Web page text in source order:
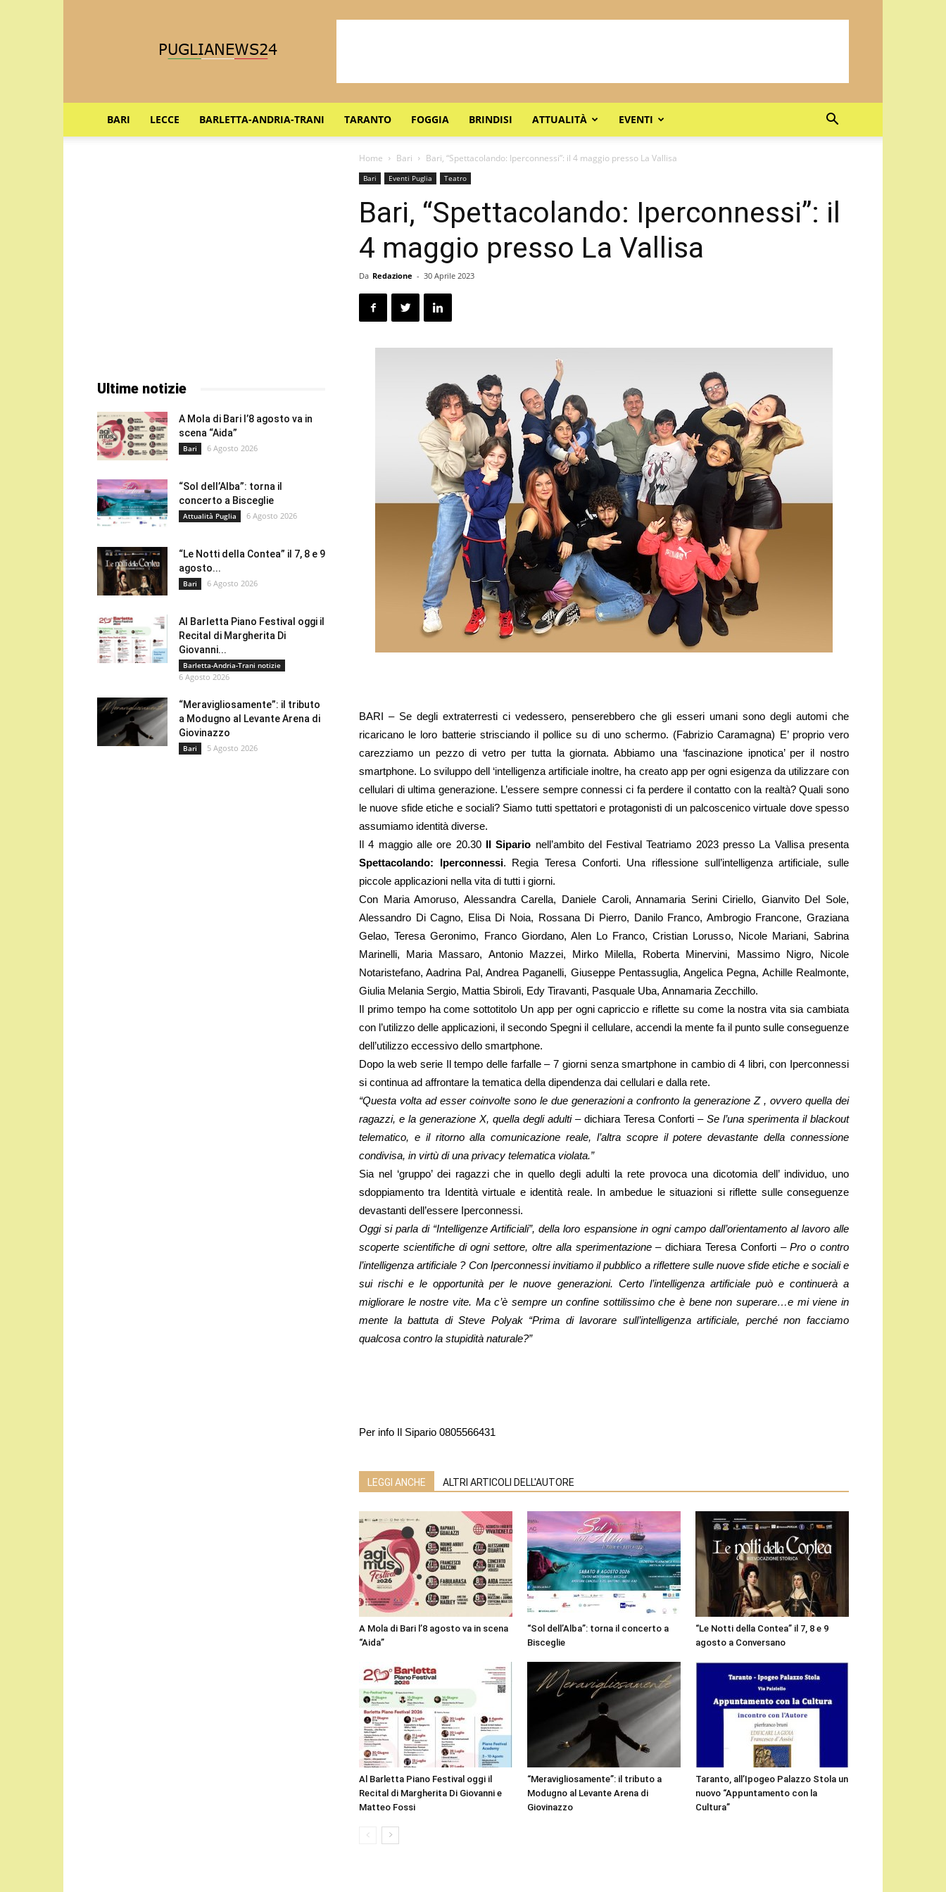
BARI LECCE BARLETTA-ANDRIA-TRANI TARANTO FOGGIA BRINDISI ATTUALITÀ EVENTI
Home Bari Bari, “Spettacolando: Iperconnessi”: il 4 maggio presso La Vallisa
Bari Eventi Puglia Teatro
Bari, “Spettacolando: Iperconnessi”: il
4 maggio presso La Vallisa
Da Redazione - 30 Aprile 2023
BARI – Se degli extraterresti ci vedessero, penserebbero che gli esseri umani sono degli automi che
ricaricano le loro batterie strisciando il pollice su di uno schermo. (Fabrizio Caramagna) E’ proprio vero
carezziamo un pezzo di vetro per tutta la giornata. Abbiamo una ‘fascinazione ipnotica’ per il nostro
smartphone. Lo sviluppo dell ‘intelligenza artificiale inoltre, ha creato app per ogni esigenza da utilizzare con
cellulari di ultima generazione. L’essere sempre connessi ci fa perdere il contatto con la realtà? Quali sono
le nuove sfide etiche e sociali? Siamo tutti spettatori e protagonisti di un palcoscenico virtuale dove spesso
assumiamo identità diverse.
Il 4 maggio alle ore 20.30 Il Sipario nell’ambito del Festival Teatriamo 2023 presso La Vallisa presenta
Spettacolando: Iperconnessi. Regia Teresa Conforti. Una riflessione sull’intelligenza artificiale, sulle
piccole applicazioni nella vita di tutti i giorni.
Con Maria Amoruso, Alessandra Carella, Daniele Caroli, Annamaria Serini Ciriello, Gianvito Del Sole,
Alessandro Di Cagno, Elisa Di Noia, Rossana Di Pierro, Danilo Franco, Ambrogio Francone, Graziana
Gelao, Teresa Geronimo, Franco Giordano, Alen Lo Franco, Cristian Lorusso, Nicole Mariani, Sabrina
Marinelli, Maria Massaro, Antonio Mazzei, Mirko Milella, Roberta Minervini, Massimo Nigro, Nicole
Notaristefano, Aadrina Pal, Andrea Paganelli, Giuseppe Pentassuglia, Angelica Pegna, Achille Realmonte,
Giulia Melania Sergio, Mattia Sbiroli, Edy Tiravanti, Pasquale Uba, Annamaria Zecchillo.
Il primo tempo ha come sottotitolo Un app per ogni capriccio e riflette su come la nostra vita sia cambiata
con l’utilizzo delle applicazioni, il secondo Spegni il cellulare, accendi la mente fa il punto sulle conseguenze
dell’utilizzo eccessivo dello smartphone.
Dopo la web serie Il tempo delle farfalle – 7 giorni senza smartphone in cambio di 4 libri, con Iperconnessi
si continua ad affrontare la tematica della dipendenza dai cellulari e dalla rete.
“Questa volta ad esser coinvolte sono le due generazioni a confronto la generazione Z , ovvero quella dei
ragazzi, e la generazione X, quella degli adulti –dichiara Teresa Conforti – Se l’una sperimenta il blackout
telematico, e il ritorno alla comunicazione reale, l’altra scopre il potere devastante della connessione
condivisa, in virtù di una privacy telematica violata.”
Sia nel ‘gruppo’ dei ragazzi che in quello degli adulti la rete provoca una dicotomia dell’ individuo, uno
sdoppiamento tra Identità virtuale e identità reale. In ambedue le situazioni si riflette sulle conseguenze
devastanti dell’essere Iperconnessi.
Oggi si parla di “Intelligenze Artificiali”, della loro espansione in ogni campo dall’orientamento al lavoro alle
scoperte scientifiche di ogni settore, oltre alla sperimentazione –dichiara Teresa Conforti –Pro o contro
l’intelligenza artificiale ? Con Iperconnessi invitiamo il pubblico a riflettere sulle nuove sfide etiche e sociali e
sui rischi e le opportunità per le nuove generazioni. Certo l’intelligenza artificiale può e continuerà a
migliorare le nostre vite. Ma c’è sempre un confine sottilissimo che è bene non superare…e mi viene in
mente la battuta di Steve Polyak “Prima di lavorare sull’intelligenza artificiale, perché non facciamo
qualcosa contro la stupidità naturale?”
Per info Il Sipario 0805566431
LEGGI ANCHE ALTRI ARTICOLI DELL'AUTORE
A Mola di Bari l’8 agosto va in scena
“Aida”
“Sol dell’Alba”: torna il concerto a
Bisceglie
“Le Notti della Contea” il 7, 8 e 9
agosto a Conversano
Al Barletta Piano Festival oggi il
Recital di Margherita Di Giovanni e
Matteo Fossi
“Meravigliosamente”: il tributo a
Modugno al Levante Arena di
Giovinazzo
Taranto, all’Ipogeo Palazzo Stola un
nuovo “Appuntamento con la
Cultura”
Ultime notizie
A Mola di Bari l’8 agosto va in
scena “Aida”
Bari 6 Agosto 2026
“Sol dell’Alba”: torna il
concerto a Bisceglie
Attualità Puglia 6 Agosto 2026
“Le Notti della Contea” il 7, 8 e 9
agosto...
Bari 6 Agosto 2026
Al Barletta Piano Festival oggi il
Recital di Margherita Di
Giovanni...
Barletta-Andria-Trani notizie
6 Agosto 2026
“Meravigliosamente”: il tributo
a Modugno al Levante Arena di
Giovinazzo
Bari 5 Agosto 2026